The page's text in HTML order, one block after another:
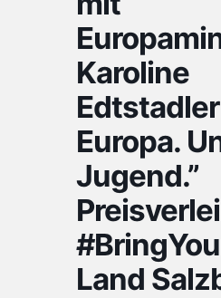
Karoline
Europa.
Jugend.”
Land